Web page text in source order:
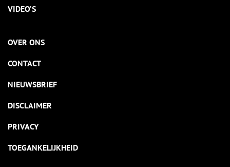
VIDEO’S
OVER ONS
CONTACT
NIEUWSBRIEF
DISCLAIMER
PRIVACY
TOEGANKELIJKHEID